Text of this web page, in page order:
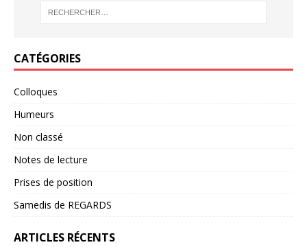
CATÉGORIES
Colloques
Humeurs
Non classé
Notes de lecture
Prises de position
Samedis de REGARDS
ARTICLES RÉCENTS